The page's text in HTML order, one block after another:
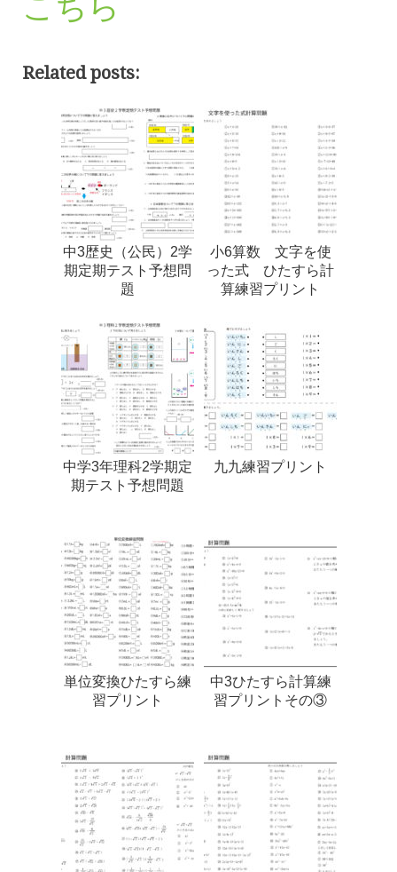
Related posts:
中3歴史（公民）2学
期定期テスト予想問
題
小6算数 文字を使
った式 ひたすら計
算練習プリント
中学3年理科2学期定
期テスト予想問題
九九練習プリント
単位変換ひたすら練
習プリント
中3ひたすら計算練
習プリントその③